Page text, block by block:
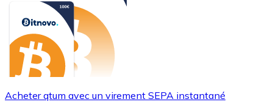
Acheter qtum avec un virement SEPA instantané